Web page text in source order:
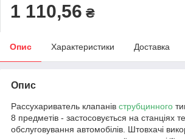
1 110,56 ₴
Опис Характеристики Доставка
Опис
Рассухариватель клапанів струбцинного
8 предметів - застосовується на станціях
обслуговування автомобілів. Штовхачі